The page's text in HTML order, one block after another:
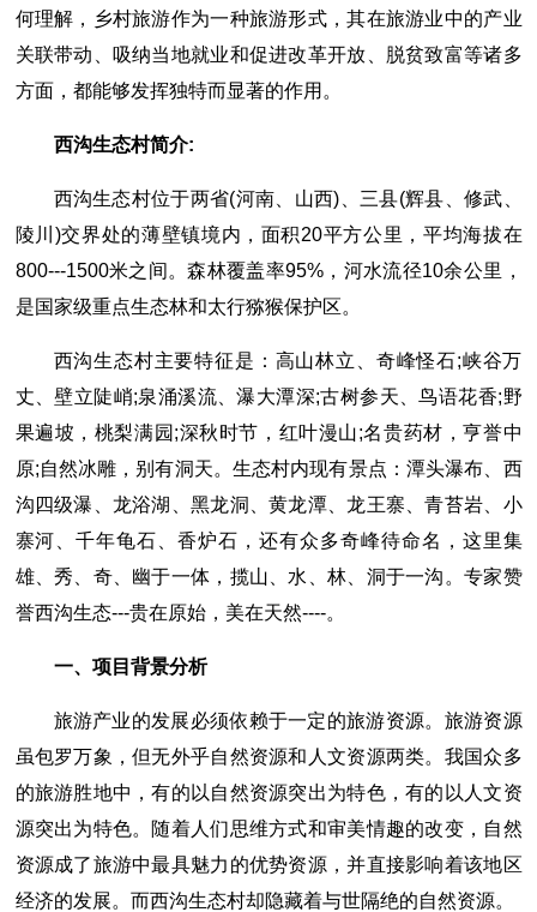
何理解，乡村旅游作为一种旅游形式，其在旅游业中的产业
关联带动、吸纳当地就业和促进改革开放、脱贫致富等诸多
方面，都能够发挥独特而显著的作用。
西沟生态村简介:
西沟生态村位于两省(河南、山西)、三县(辉县、修武、
陵川)交界处的薄壁镇境内，面积20平方公里，平均海拔在
800---1500米之间。森林覆盖率95%，河水流径10余公里，
是国家级重点生态林和太行猕猴保护区。
西沟生态村主要特征是：高山林立、奇峰怪石;峡谷万
丈、壁立陡峭;泉涌溪流、瀑大潭深;古树参天、鸟语花香;野
果遍坡，桃梨满园;深秋时节，红叶漫山;名贵药材，亨誉中
原;自然冰雕，别有洞天。生态村内现有景点：潭头瀑布、西
沟四级瀑、龙浴湖、黑龙洞、黄龙潭、龙王寨、青苔岩、小
寨河、千年龟石、香炉石，还有众多奇峰待命名，这里集
雄、秀、奇、幽于一体，揽山、水、林、洞于一沟。专家赞
誉西沟生态---贵在原始，美在天然----。
一、项目背景分析
旅游产业的发展必须依赖于一定的旅游资源。旅游资源
虽包罗万象，但无外乎自然资源和人文资源两类。我国众多
的旅游胜地中，有的以自然资源突出为特色，有的以人文资
源突出为特色。随着人们思维方式和审美情趣的改变，自然
资源成了旅游中最具魅力的优势资源，并直接影响着该地区
经济的发展。而西沟生态村却隐藏着与世隔绝的自然资源。